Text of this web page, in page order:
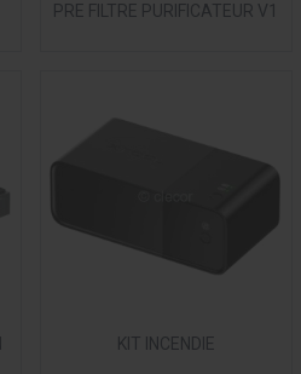
PRE FILTRE PURIFICATEUR V1
KIT INCENDIE